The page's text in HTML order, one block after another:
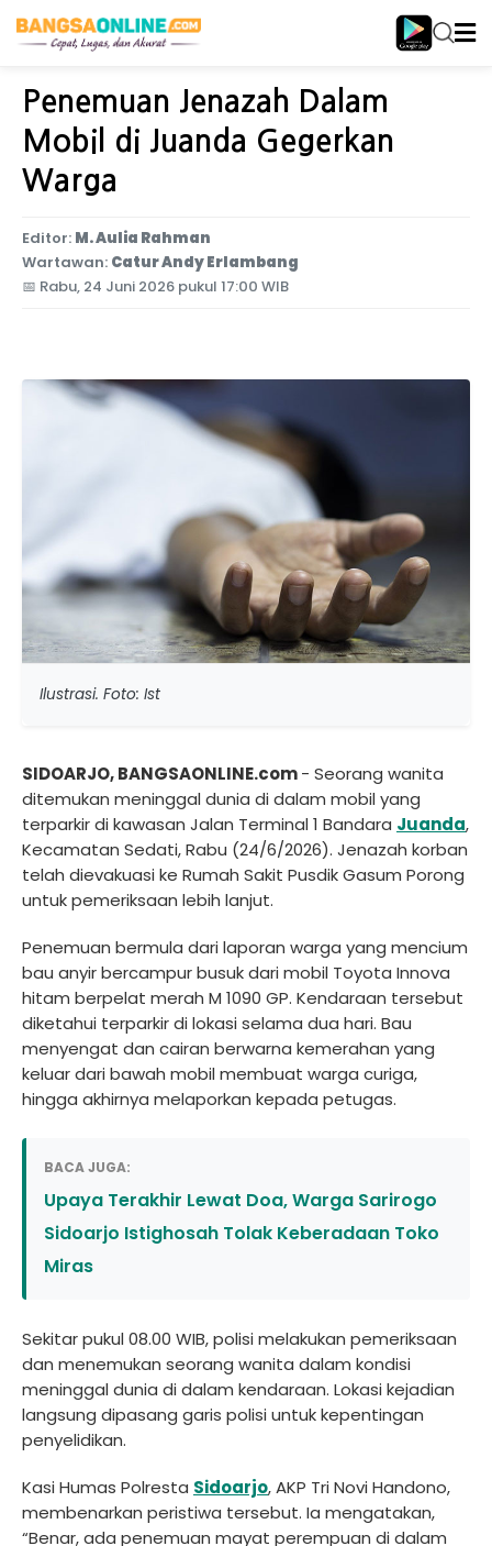
Home Jawa Timur
Penemuan Jenazah Dalam
Mobil di Juanda Gegerkan
Warga
Editor: M. Aulia Rahman
Wartawan: Catur Andy Erlambang
📅 Rabu, 24 Juni 2026 pukul 17:00 WIB
Ilustrasi. Foto: Ist
SIDOARJO, BANGSAONLINE.com- Seorang wanita
ditemukan meninggal dunia di dalam mobil yang
terparkir di kawasan Jalan Terminal 1 Bandara Juanda,
Kecamatan Sedati, Rabu (24/6/2026). Jenazah korban
telah dievakuasi ke Rumah Sakit Pusdik Gasum Porong
untuk pemeriksaan lebih lanjut.
Penemuan bermula dari laporan warga yang mencium
bau anyir bercampur busuk dari mobil Toyota Innova
hitam berpelat merah M 1090 GP. Kendaraan tersebut
diketahui terparkir di lokasi selama dua hari. Bau
menyengat dan cairan berwarna kemerahan yang
keluar dari bawah mobil membuat warga curiga,
hingga akhirnya melaporkan kepada petugas.
BACA JUGA:
Upaya Terakhir Lewat Doa, Warga Sarirogo
Sidoarjo Istighosah Tolak Keberadaan Toko
Miras
Sekitar pukul 08.00 WIB, polisi melakukan pemeriksaan
dan menemukan seorang wanita dalam kondisi
meninggal dunia di dalam kendaraan. Lokasi kejadian
langsung dipasang garis polisi untuk kepentingan
penyelidikan.
Kasi Humas Polresta Sidoarjo, AKP Tri Novi Handono,
membenarkan peristiwa tersebut. Ia mengatakan,
“Benar, ada penemuan mayat perempuan di dalam